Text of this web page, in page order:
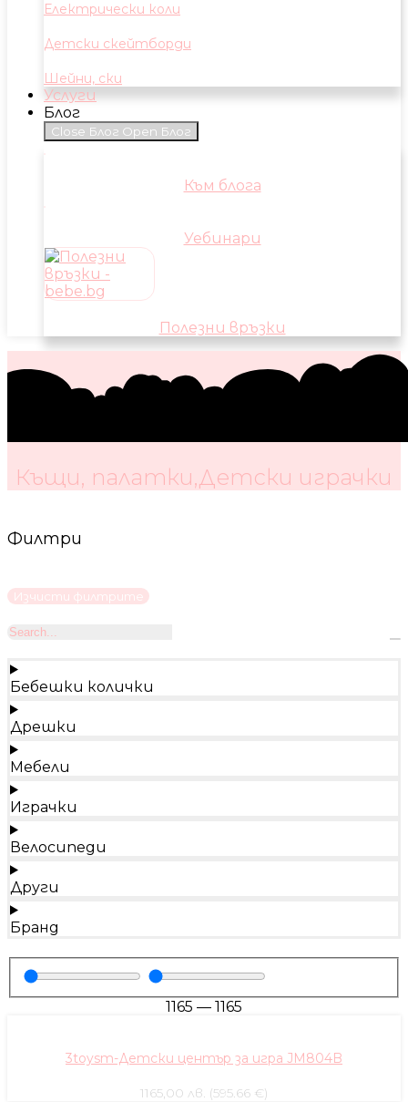
Електрически коли
Детски скейтборди
Шейни, ски
Услуги
Блог
Close Блог Open Блог
Към блога
Уебинари
Полезни връзки
Къщи, палатки,Детски играчки
Филтри
Изчисти филтрите
Бебешки колички
Дрешки
Мебели
Играчки
Велосипеди
Други
Бранд
1165 — 1165
3toysm-Детски център за игра JM804B
1165,00 лв. (595.66 €)